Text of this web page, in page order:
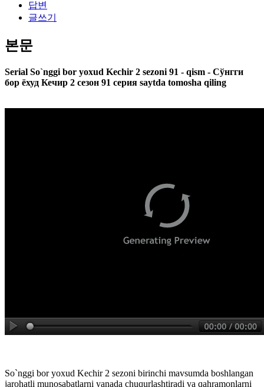
답변
글쓰기
본문
Serial So`nggi bor yoxud Kechir 2 sezoni 91 - qism - Сўнгги
бор ёхуд Кечир 2 сезон 91 серия saytda tomosha qiling
So`nggi bor yoxud Kechir 2 sezoni birinchi mavsumda boshlangan
jarohatli munosabatlarni yanada chuqurlashtiradi va qahramonlarni